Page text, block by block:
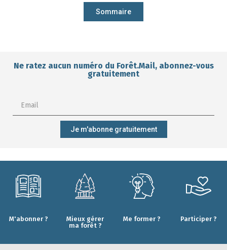
Sommaire
Ne ratez aucun numéro du Forêt.Mail, abonnez-vous
gratuitement
Je m'abonne gratuitement
M'abonner ?
Mieux gérer
ma forêt ?
Me former ? Participer ?